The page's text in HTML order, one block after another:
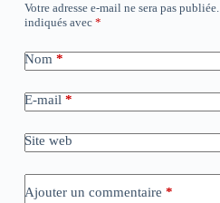
Votre adresse e-mail ne sera pas publiée.
indiqués avec *
Nom *
E-mail *
Site web
Ajouter un commentaire *